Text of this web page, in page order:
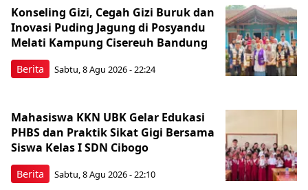
Berita
Konseling Gizi, Cegah Gizi Buruk dan
Inovasi Puding Jagung di Posyandu
Melati Kampung Cisereuh Bandung
Sabtu, 8 Agu 2026 - 22:24
Berita
Mahasiswa KKN UBK Gelar Edukasi
PHBS dan Praktik Sikat Gigi Bersama
Siswa Kelas I SDN Cibogo
Sabtu, 8 Agu 2026 - 22:10